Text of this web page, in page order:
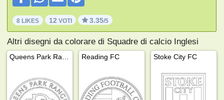
8 LIKES 12 VOTI 3.35/5
Altri disegni da colorare di Squadre di calcio Inglesi
Reading FC Stoke City FC